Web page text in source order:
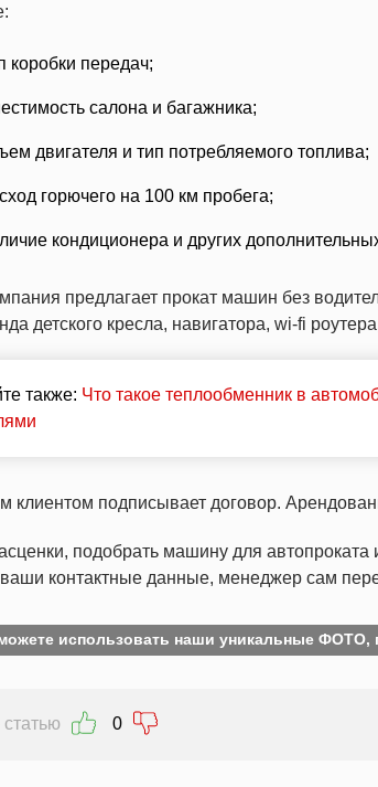
коробки передач;
салона и багажника;
двигателя и тип потребляемого топлива;
горючего на 100 км пробега;
кондиционера и других
предлагает прокат машин без
детского кресла, навигатора, wi-fi
также: Что такое теплообменник в
клиентом подписывает договор.
подобрать машину для
контактные данные, менеджер сам
использовать наши уникальные ФОТО,
0